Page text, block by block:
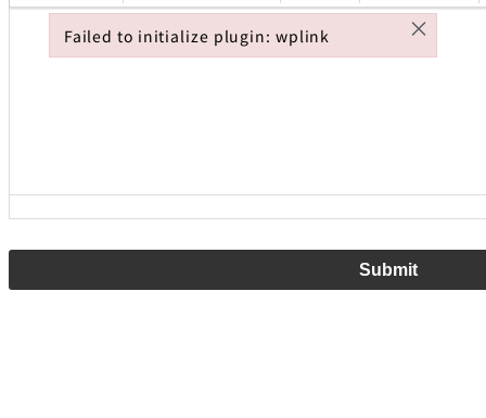
Submit
Failed to initialize plugin: wplink ×
Failed to initialize plugin: wplink